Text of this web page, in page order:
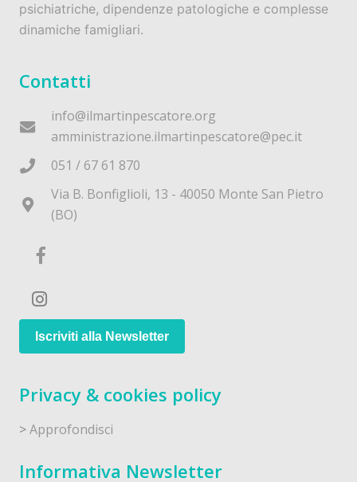
psichiatriche, dipendenze patologiche e complesse
dinamiche famigliari.
Contatti
info@ilmartinpescatore.org
amministrazione.ilmartinpescatore@pec.it
051 / 67 61 870
Via B. Bonfiglioli, 13 - 40050 Monte San Pietro
(BO)
Iscriviti alla Newsletter
Privacy & cookies policy
>Approfondisci
Informativa Newsletter